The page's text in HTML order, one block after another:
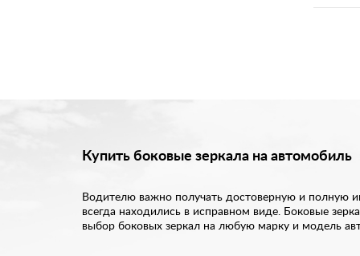
Купить боковые зеркала на автомобиль
Водителю важно получать достоверную и полную
всегда находились в исправном виде. Боковые
выбор боковых зеркал на любую марку и модель